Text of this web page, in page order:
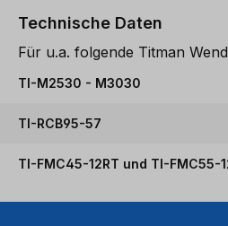
Technische Daten
Für u.a. folgende Titman
TI-M2530 - M3030
TI-RCB95-57
TI-FMC45-12RT und TI-FMC55-